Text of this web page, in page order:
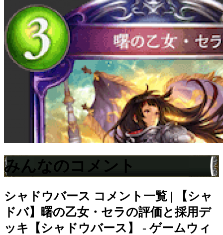
みんなのコメント
シャドウバース コメント一覧 | 【シャ
ドバ】曙の乙女・セラの評価と採用デ
ッキ【シャドウバース】 - ゲームウィ